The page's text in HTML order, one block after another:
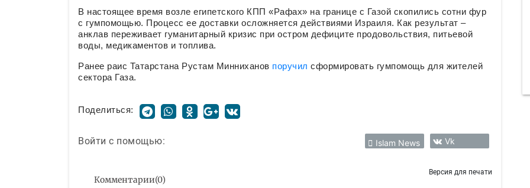
В настоящее время возле египетского КПП «Рафах» на границе с Газой скопились сотни фур
с гумпомощью. Процесс ее доставки осложняется действиями Израиля. Как результат –
анклав переживает гуманитарный кризис при остром дефиците продовольствия, питьевой
воды, медикаментов и топлива.
Ранее раис Татарстана Рустам Минниханов поручил сформировать гумпомощь для жителей
сектора Газа.
Поделиться:
Войти с помощью: Islam News Vk
Комментарии(0)
Версия для печати